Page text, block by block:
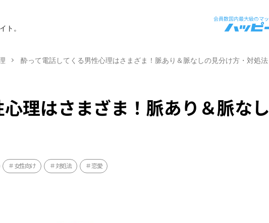
ト。
酔って電話してくる男性心理はさまざま！脈あり＆脈なしの見分け方・対処法
理はさまざま！脈あり＆脈なし
女性向け 対処法 恋愛